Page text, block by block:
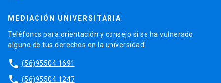
MEDIACIÓN UNIVERSITARIA
Teléfonos para orientación y consejo si se ha vulnerado
alguno de tus derechos en la universidad.
phone (56)95504 1691
phone (56)95504 1247